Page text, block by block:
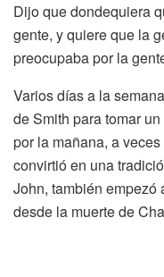
Dijo que dondequiera
gente, y quiere que la
preocupaba por la
Varios días a la
de Smith para tomar
por la mañana, a
convirtió en una
John, también empezó
desde la muerte de